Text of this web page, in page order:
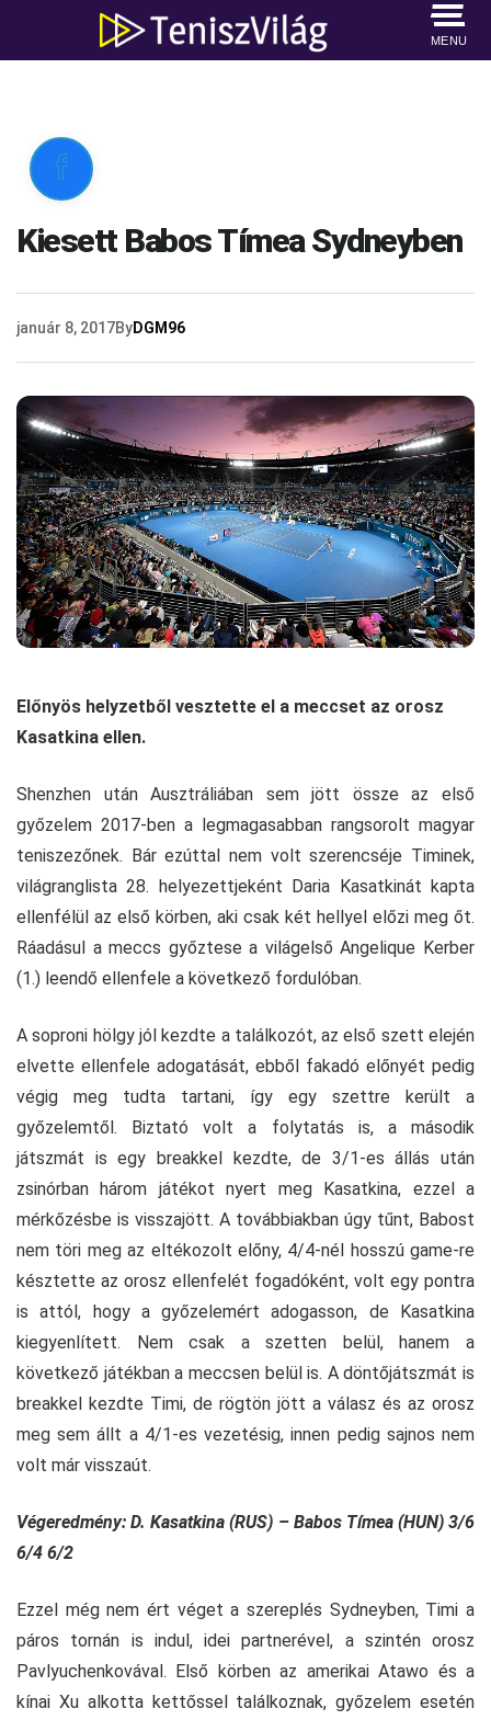
MENU

Kiesett Babos Tímea Sydneyben
január 8, 2017ByDGM96
Előnyös helyzetből vesztette el a meccset az orosz
Kasatkina ellen.
Shenzhen után Ausztráliában sem jött össze az első
győzelem 2017-ben a legmagasabban rangsorolt magyar
teniszezőnek. Bár ezúttal nem volt szerencséje Timinek,
világranglista 28. helyezettjeként Daria Kasatkinát kapta
ellenfélül az első körben, aki csak két hellyel előzi meg őt.
Ráadásul a meccs győztese a világelső Angelique Kerber
(1.) leendő ellenfele a következő fordulóban.
A soproni hölgy jól kezdte a találkozót, az első szett elején
elvette ellenfele adogatását, ebből fakadó előnyét pedig
végig meg tudta tartani, így egy szettre került a
győzelemtől. Biztató volt a folytatás is, a második
játszmát is egy breakkel kezdte, de 3/1-es állás után
zsinórban három játékot nyert meg Kasatkina, ezzel a
mérkőzésbe is visszajött. A továbbiakban úgy tűnt, Babost
nem töri meg az eltékozolt előny, 4/4-nél hosszú game-re
késztette az orosz ellenfelét fogadóként, volt egy pontra
is attól, hogy a győzelemért adogasson, de Kasatkina
kiegyenlített. Nem csak a szetten belül, hanem a
következő játékban a meccsen belül is. A döntőjátszmát is
breakkel kezdte Timi, de rögtön jött a válasz és az orosz
meg sem állt a 4/1-es vezetésig, innen pedig sajnos nem
volt már visszaút.
Végeredmény: D. Kasatkina (RUS) – Babos Tímea (HUN) 3/6
6/4 6/2
Ezzel még nem ért véget a szereplés Sydneyben, Timi a
páros tornán is indul, idei partnerével, a szintén orosz
Pavlyuchenkovával. Első körben az amerikai Atawo és a
kínai Xu alkotta kettőssel találkoznak, győzelem esetén